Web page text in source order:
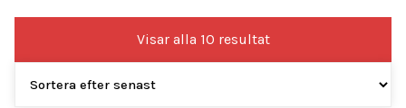
Visar alla 10 resultatSortera
efter